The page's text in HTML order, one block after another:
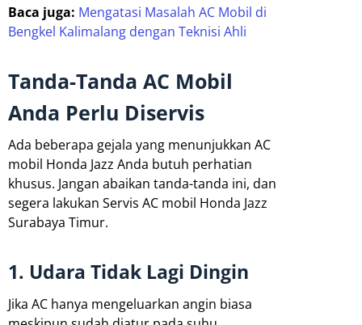
Baca juga: Mengatasi Masalah AC Mobil di
Bengkel Kalimalang dengan Teknisi Ahli
Tanda-Tanda AC Mobil
Anda Perlu Diservis
Ada beberapa gejala yang menunjukkan AC
mobil Honda Jazz Anda butuh perhatian
khusus. Jangan abaikan tanda-tanda ini, dan
segera lakukan Servis AC mobil Honda Jazz
Surabaya Timur.
1. Udara Tidak Lagi Dingin
Jika AC hanya mengeluarkan angin biasa